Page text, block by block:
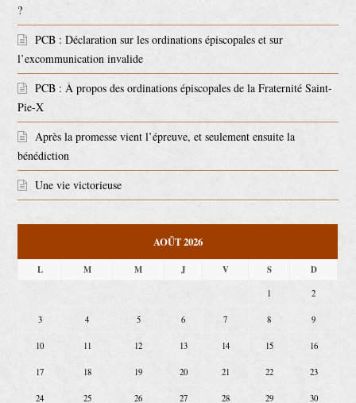
?
PCB : Déclaration sur les ordinations épiscopales et sur
l’excommunication invalide
PCB : À propos des ordinations épiscopales de la Fraternité Saint-
Pie-X
Après la promesse vient l’épreuve, et seulement ensuite la
bénédiction
Une vie victorieuse
AOÛT 2026
L M M J V S D
1 2
3 4 5 6 7 8 9
10 11 12 13 14 15 16
17 18 19 20 21 22 23
24 25 26 27 28 29 30